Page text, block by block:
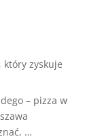
który zyskuje
– pizza w
…